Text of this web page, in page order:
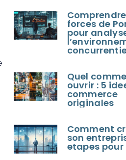
forces de
pour
Quel
ouvrir : 5
commerce
originales
Comment
son
etapes pour